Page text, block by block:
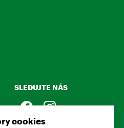
SLEDUJTE NÁS
cookies